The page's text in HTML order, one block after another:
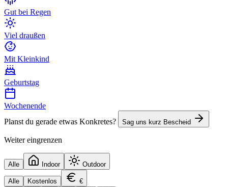
Gut bei Regen
Viel draußen
Mit Kleinkind
Geburtstag
Wochenende
Planst du gerade etwas Konkretes?
Sag uns kurz Bescheid
Weiter eingrenzen
Alle Indoor Outdoor
Alle Kostenlos
€